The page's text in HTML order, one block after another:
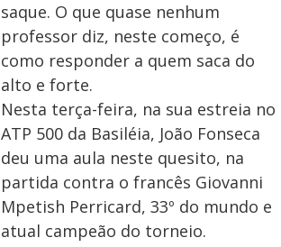
saque. O que quase nenhum
professor diz, neste começo, é
como responder a quem saca do
alto e forte.
Nesta terça-feira, na sua estreia no
ATP 500 da Basiléia, João Fonseca
deu uma aula neste quesito, na
partida contra o francês Giovanni
Mpetish Perricard, 33º do mundo e
atual campeão do torneio.